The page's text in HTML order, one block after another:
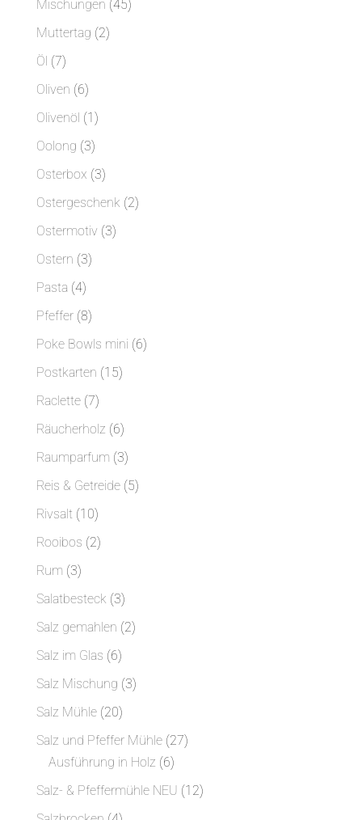
Mischungen 4545
Muttertag 22
Öl 77
Produkte
Oliven 66
Produkte
Olivenöl 1 1
Produkt
Oolong 33
Produkte
Osterbox 33
Produkte
Ostergeschenk 22
Ostermotiv 33
Ostern 33
Pasta 44
Produkte
Pfeffer 88
Produkte
Poke Bowls mini 66
Postkarten 1515
Raclette 77
Produkte
Räucherholz 66
Produkte
Raumparfum 33
Produkte
Reis & Getreide 55
Rivsalt 1010
Produkte
Rooibos 22
Rum 33
Produkte
Salatbesteck 33
Produkte
Salz gemahlen 22
Salz im Glas 66
Produkte
Salz Mischung 33
Salz Mühle 2020
Produkte
Salz und Pfeffer Mühle 2727
Ausführung in Holz 66
Produkte
Salz- & Pfeffermühle NEU 1212